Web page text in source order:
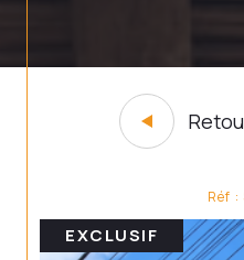
Réf :
EXCLUSIF